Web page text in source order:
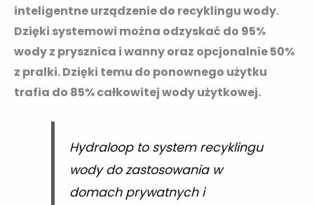
inteligentne urządzenie do recyklingu wody.
Dzięki systemowi można odzyskać do 95%
wody z prysznica i wanny oraz opcjonalnie 50%
z pralki. Dzięki temu do ponownego użytku
trafia do 85% całkowitej wody użytkowej.
Hydraloop to system recyklingu
wody do zastosowania w
domach prywatnych i